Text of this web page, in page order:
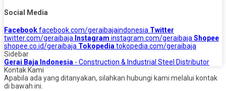
Social Media
Facebookfacebook.com/geraibajaindonesia Twitter
twitter.com/geraibaja Instagram instagram.com/geraibaja Shopee
shopee.co.id/geraibaja Tokopedia tokopedia.com/geraibaja
Sidebar
Gerai Baja Indonesia - Construction & Industrial Steel Distributor
Kontak Kami
Apabila ada yang ditanyakan, silahkan hubungi kami melalui kontak
di bawah ini.